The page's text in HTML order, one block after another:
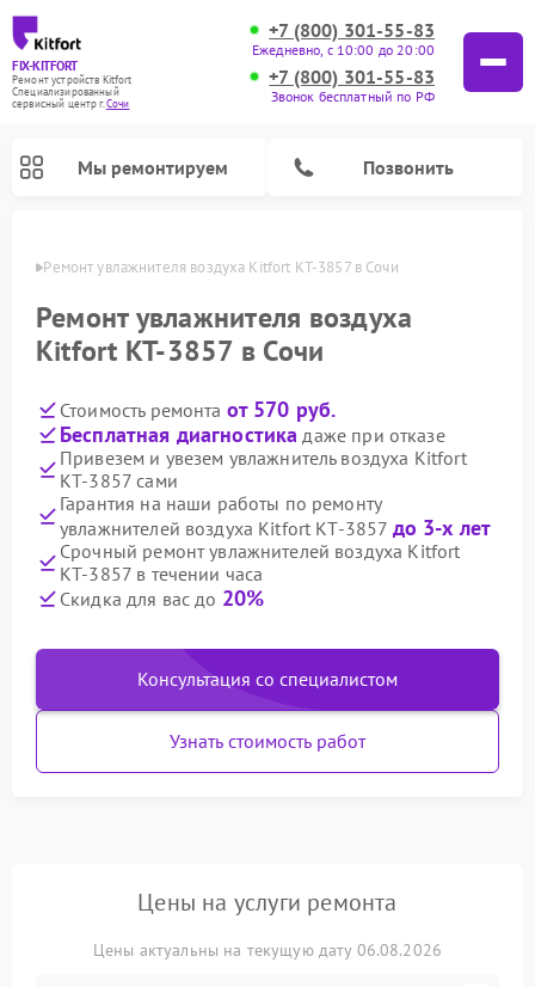
FIX-KITFORT
Ремонт устройств Kitfort
Специализированный
cервисный центр г.Сочи
+7 (800) 301-55-83
Ежедневно, с 10:00 до 20:00
+7 (800) 301-55-83
Звонок бесплатный по РФ
Мы ремонтируем Позвонить
Ремонт увлажнителя воздуха Kitfort КТ-3857 в Сочи
Ремонт увлажнителя воздуха
Kitfort КТ-3857 в Сочи
Стоимость ремонта от 570 руб.
Бесплатная диагностика даже при отказе
Привезем и увезем увлажнитель воздуха Kitfort
КТ-3857 сами
Гарантия на наши работы по ремонту
увлажнителей воздуха Kitfort КТ-3857 до 3-х лет
Срочный ремонт увлажнителей воздуха Kitfort
КТ-3857 в течении часа
Скидка для вас до 20%
Консультация со специалистом
Узнать стоимость работ
Цены на услуги ремонта
Цены актуальны на текущую дату 06.08.2026